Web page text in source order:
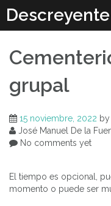
content
Descreyente
grupal
15 noviembre, 2022 by
José Manuel De la
No comments yet
El tiempo es opcional,
momento o puede ser